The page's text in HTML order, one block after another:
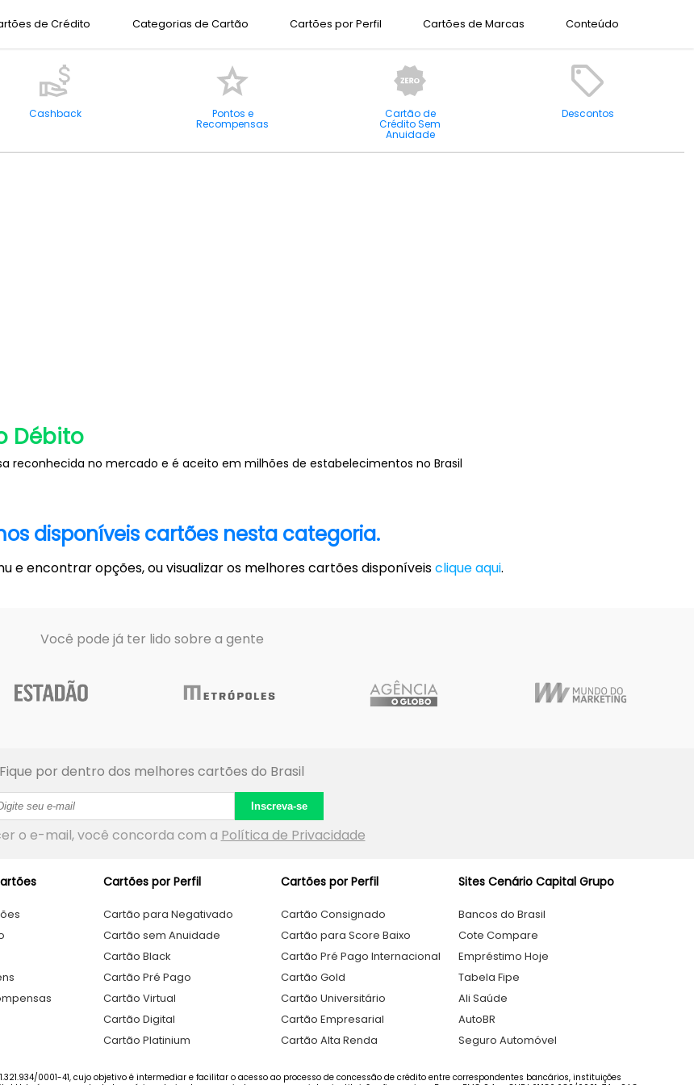
de Crédito Categorias de Cartão Cartões por Perfil Cartões de Marcas Conteúdo
Cashback Pontos e
Recompensas
Cartão de
Crédito Sem
Anuidade
Descontos
Débito
reconhecida no mercado e é aceito em milhões de estabelecimentos no Brasil
disponíveis cartões nesta categoria.
e encontrar opções, ou visualizar os melhores cartões disponíveisclique aqui.
Você pode já ter lido sobre a gente
Fique por dentro dos melhores cartões do Brasil
Inscreva-se
o e-mail, você concorda com a Política de Privacidade
Cartões por Perfil
Cartão para Negativado
Cartão sem Anuidade
Cartão Black
Cartão Pré Pago
Cartão Virtual
Cartão Digital
Cartão Platinium
Cartões por Perfil
Cartão Consignado
Cartão para Score Baixo
Cartão Pré Pago Internacional
Cartão Gold
Cartão Universitário
Cartão Empresarial
Cartão Alta Renda
Sites Cenário Capital Grupo
Bancos do Brasil
Cote Compare
Empréstimo Hoje
Tabela Fipe
Ali Saúde
AutoBR
Seguro Automóvel
0001-41, cujo objetivo é intermediar e facilitar o acesso ao processo de concessão de crédito entre correspondentes bancários, instituições